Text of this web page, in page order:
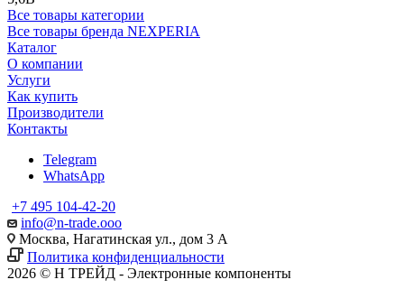
Все товары категории
Все товары бренда NEXPERIA
Каталог
О компании
Услуги
Как купить
Производители
Контакты
Telegram
WhatsApp
+7 495 104-42-20
info@n-trade.ooo
Москва, Нагатинская ул., дом 3 А
Политика конфиденциальности
2026 © Н ТРЕЙД - Электронные компоненты